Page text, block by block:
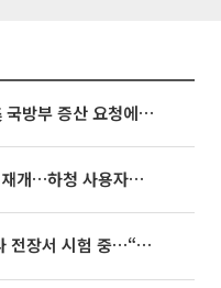
[특징주] “탄약 부족하다“ 美 국방부 증산 요청에⋯국내 방산주 급등세
현대차·기아, 이번 주 임단협 재개…하청 사용자성 재심도 ‘변수’
중…“스타트업 여러 곳 참여”